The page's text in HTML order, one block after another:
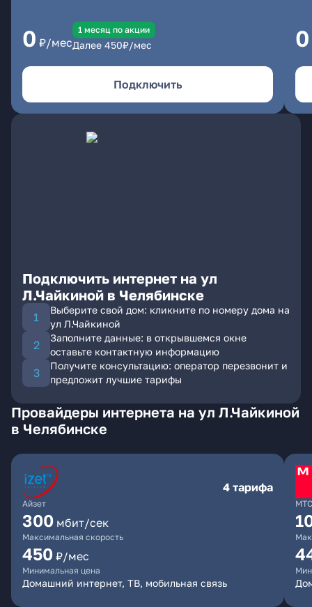
0 ₽/мес
1 месяц по акции
Далее 450₽/мес
Подключить
0
Подключить интернет на ул
Л.Чайкиной в Челябинске
Выберите свой дом: кликните по номеру дома на
ул Л.Чайкиной
Заполните данные: в открывшемся окне
оставьте контактную информацию
Получите консультацию: оператор перезвонит и
предложит лучшие тарифы
Провайдеры интернета на ул Л.Чайкиной
в Челябинске
Айзет
4 тарифа
300 мбит/сек
Максимальная скорость
450 ₽/мес
Минимальная цена
Домашний интернет, ТВ, мобильная связь
МТС